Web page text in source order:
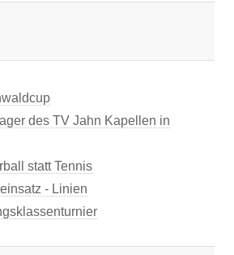
des TV Jahn Kapellen in
statt Tennis
- Linien